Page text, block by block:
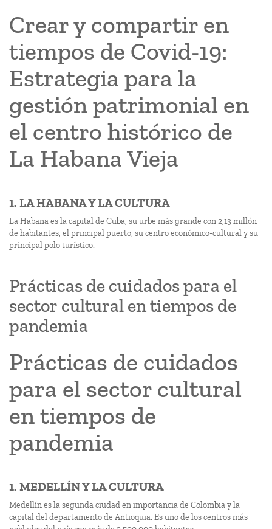
Crear y compartir en
tiempos de Covid-19:
Estrategia para la
gestión patrimonial en
el centro histórico de
La Habana Vieja
1. LA HABANA Y LA CULTURA
La Habana es la capital de Cuba, su urbe más grande con 2,13 millón
de habitantes, el principal puerto, su centro económico-cultural y su
principal polo turístico.
Prácticas de cuidados para el
sector cultural en tiempos de
pandemia
Prácticas de cuidados
para el sector cultural
en tiempos de
pandemia
1. MEDELLÍN Y LA CULTURA
Medellín es la segunda ciudad en importancia de Colombia y la
capital del departamento de Antioquia. Es uno de los centros más